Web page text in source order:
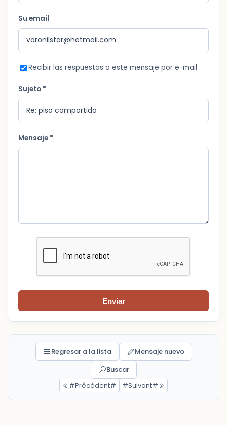
Su email
Recibir las respuestas a este mensaje por e-mail
Sujeto *
Mensaje *
Enviar
Regresar a la lista
Mensaje nuevo
Buscar
#Précédent#
#Suivant#